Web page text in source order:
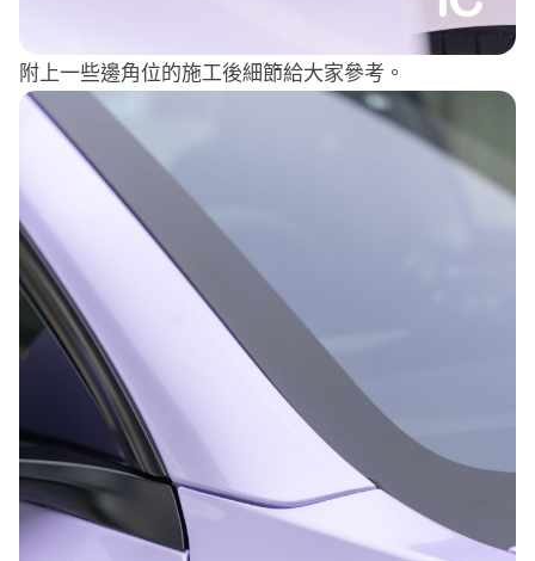
附上一些邊角位的施工後細節給大家參考。